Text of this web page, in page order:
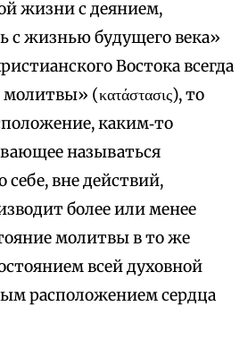
жизни с деянием,
с жизнью будущего века»
Востока всегда
(κατάστασις), то
каким‑то
называться
вне действий,
более или менее
молитвы в то же
всей духовной
расположением сердца